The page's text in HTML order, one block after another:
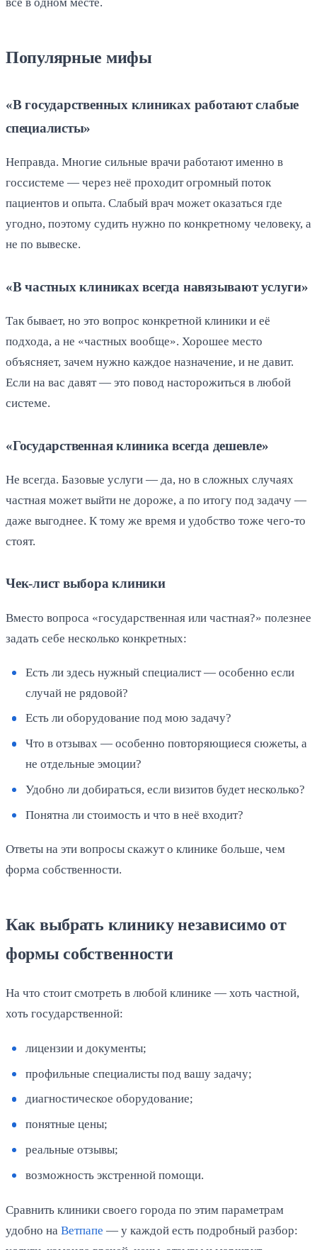
Популярные мифы
«В государственных клиниках работают слабые
специалисты»
Неправда. Многие сильные врачи работают именно в
госсистеме — через неё проходит огромный поток
пациентов и опыта. Слабый врач может оказаться где
угодно, поэтому судить нужно по конкретному человеку, а
не по вывеске.
«В частных клиниках всегда навязывают услуги»
Так бывает, но это вопрос конкретной клиники и её
подхода, а не «частных вообще». Хорошее место
объясняет, зачем нужно каждое назначение, и не давит.
Если на вас давят — это повод насторожиться в любой
системе.
«Государственная клиника всегда дешевле»
Не всегда. Базовые услуги — да, но в сложных случаях
частная может выйти не дороже, а по итогу под задачу —
даже выгоднее. К тому же время и удобство тоже чего-то
стоят.
Чек-лист выбора клиники
Вместо вопроса «государственная или частная?» полезнее
задать себе несколько конкретных:
Есть ли здесь нужный специалист — особенно если
случай не рядовой?
Есть ли оборудование под мою задачу?
Что в отзывах — особенно повторяющиеся сюжеты, а
не отдельные эмоции?
Удобно ли добираться, если визитов будет несколько?
Понятна ли стоимость и что в неё входит?
Ответы на эти вопросы скажут о клинике больше, чем
форма собственности.
Как выбрать клинику независимо от
формы собственности
На что стоит смотреть в любой клинике — хоть частной,
хоть государственной:
лицензии и документы;
профильные специалисты под вашу задачу;
диагностическое оборудование;
понятные цены;
реальные отзывы;
возможность экстренной помощи.
Сравнить клиники своего города по этим параметрам
удобно на Ветпапе — у каждой есть подробный разбор: